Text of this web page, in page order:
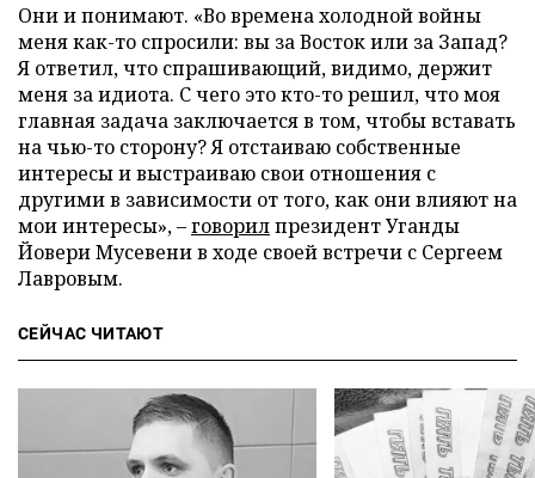
Они и понимают. «Во времена холодной войны
меня как-то спросили: вы за Восток или за Запад?
Я ответил, что спрашивающий, видимо, держит
меня за идиота. С чего это кто-то решил, что моя
главная задача заключается в том, чтобы вставать
на чью-то сторону? Я отстаиваю собственные
интересы и выстраиваю свои отношения с
другими в зависимости от того, как они влияют на
мои интересы», –говорилпрезидент Уганды
Йовери Мусевени в ходе своей встречи с Сергеем
Лавровым.
СЕЙЧАС ЧИТАЮТ